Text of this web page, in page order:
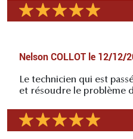
Nelson COLLOT le 12/12/
Le technicien qui est
et résoudre le problème